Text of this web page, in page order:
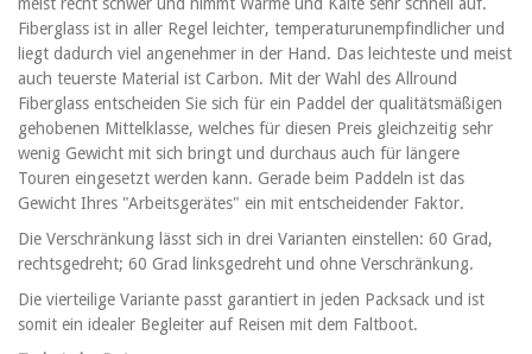
meist recht schwer und nimmt Wärme und Kälte sehr schnell auf.
Fiberglass ist in aller Regel leichter, temperaturunempfindlicher und
liegt dadurch viel angenehmer in der Hand. Das leichteste und meist
auch teuerste Material ist Carbon. Mit der Wahl des Allround
Fiberglass entscheiden Sie sich für ein Paddel der qualitätsmäßigen
gehobenen Mittelklasse, welches für diesen Preis gleichzeitig sehr
wenig Gewicht mit sich bringt und durchaus auch für längere
Touren eingesetzt werden kann. Gerade beim Paddeln ist das
Gewicht Ihres "Arbeitsgerätes" ein mit entscheidender Faktor.
Die Verschränkung lässt sich in drei Varianten einstellen: 60 Grad,
rechtsgedreht; 60 Grad linksgedreht und ohne Verschränkung.
Die vierteilige Variante passt garantiert in jeden Packsack und ist
somit ein idealer Begleiter auf Reisen mit dem Faltboot.